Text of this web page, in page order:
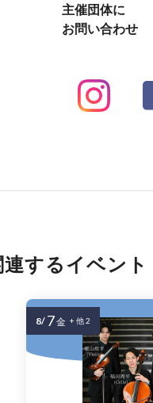
主催団体に
お問い合わせ
するイベント
8/ 7金 + 他 2